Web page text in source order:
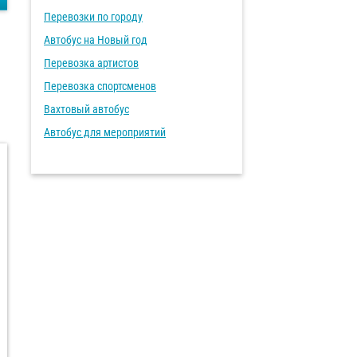
Перевозки по городу
Автобус на Новый год
Перевозка артистов
Перевозка спортсменов
Вахтовый автобус
Автобус для мероприятий